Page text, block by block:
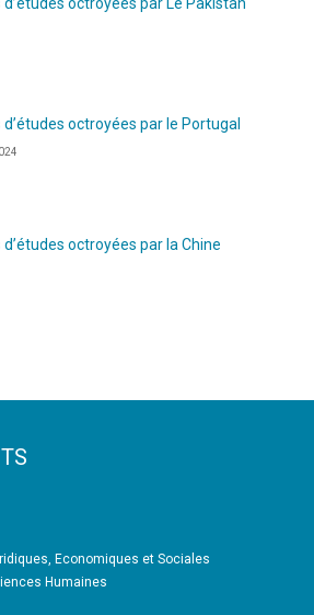
d’études octroyées par le Portugal
d’études octroyées par la Chine
Economiques et Sociales
Humaines